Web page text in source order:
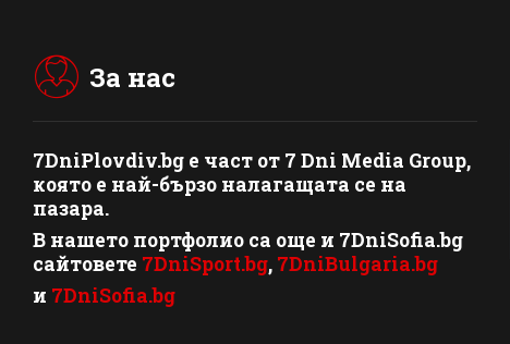
За нас
7DniPlovdiv.bg e част от 7 Dni Media Group,
която е най-бързо налагащата се на
пазара.
В нашето портфолио са още и 7DniSofia.bg
сайтовете 7DniSport.bg, 7DniBulgaria.bg
и 7DniSofia.bg